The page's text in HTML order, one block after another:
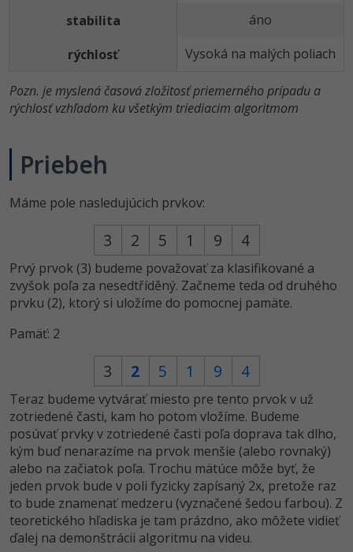
Kurzy e-commerce
Testovanie softvéru
Marketing -30%
SEO -30%
UX
Business
Copywriting -30%
-80%
Google Dokumenty
Time management
Fórum
Linux a UNIX
Siete
Kybernetická bezpečnost
HTML/CSS -80%
Adobe Illustrator
Adobe Lightroom -30%
Adobe XD -15%
Adobe InDesign -25%
Blender -80%
Inkscape
Fotografovanie -80%
Video
Ostatné
Fórum
Príbehy absolventov
Médiá
Kariéra
stabilita
áno
rýchlosť
Vysoká na malých poliach
Pozn. je myslená časová zložitosť priemerného prípadu a
rýchlosť vzhľadom ku všetkým triediacim algoritmom
Priebeh
Máme pole nasledujúcich prvkov:
3 2 5 1 9 4
Prvý prvok (3) budeme považovať za klasifikované a
zvyšok poľa za nesedtříděný. Začneme teda od druhého
prvku (2), ktorý si uložíme do pomocnej pamäte.
Pamäť: 2
3 2 5 1 9 4
Teraz budeme vytvárať miesto pre tento prvok v už
zotriedené časti, kam ho potom vložíme. Budeme
posúvať prvky v zotriedené časti poľa doprava tak dlho,
kým buď nenarazíme na prvok menšie (alebo rovnaký)
alebo na začiatok poľa. Trochu mätúce môže byť, že
jeden prvok bude v poli fyzicky zapísaný 2x, pretože raz
to bude znamenať medzeru (vyznačené šedou farbou). Z
teoretického hľadiska je tam prázdno, ako môžete vidieť
ďalej na demonštrácii algoritmu na videu.